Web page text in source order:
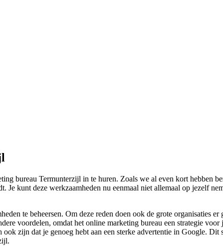
bureau Termunterzijl in te huren. Zoals we al even kort hebben
kunt deze werkzaamheden nu eenmaal niet allemaal op jezelf
te beheersen. Om deze reden doen ook de grote organisaties er
voordelen, omdat het online marketing bureau een strategie
zijn dat je genoeg hebt aan een sterke advertentie in Google.